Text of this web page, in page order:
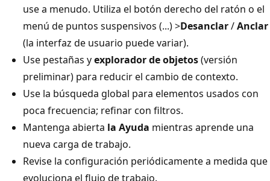
use a menudo. Utiliza el botón derecho del ratón o el
menú de puntos suspensivos (...) >Desanclar/Anclar
(la interfaz de usuario puede variar).
Use pestañas yexplorador de objetos(versión
preliminar) para reducir el cambio de contexto.
Use la búsqueda global para elementos usados con
poca frecuencia; refinar con filtros.
Mantenga abierta la Ayuda mientras aprende una
nueva carga de trabajo.
Revise la configuración periódicamente a medida que
evoluciona el flujo de trabajo.